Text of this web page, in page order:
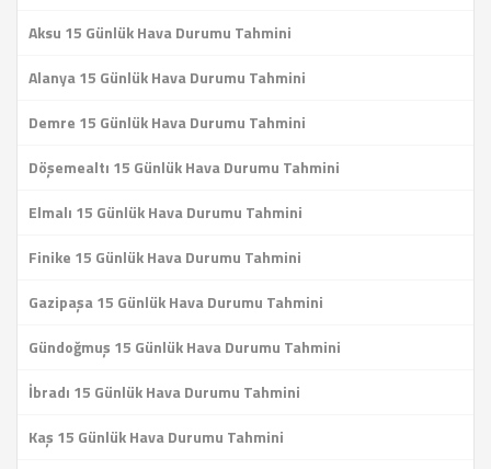
Aksu 15 Günlük Hava Durumu Tahmini
Alanya 15 Günlük Hava Durumu Tahmini
Demre 15 Günlük Hava Durumu Tahmini
Döşemealtı 15 Günlük Hava Durumu Tahmini
Elmalı 15 Günlük Hava Durumu Tahmini
Finike 15 Günlük Hava Durumu Tahmini
Gazipaşa 15 Günlük Hava Durumu Tahmini
Gündoğmuş 15 Günlük Hava Durumu Tahmini
İbradı 15 Günlük Hava Durumu Tahmini
Kaş 15 Günlük Hava Durumu Tahmini